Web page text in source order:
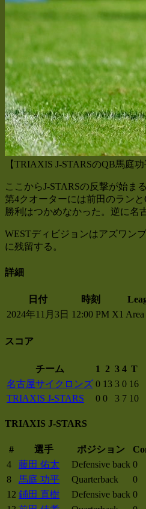
【TRIAXIS J-STARSのQB馬庭
ここからJ-STARSの反撃が始ま
第4クオーターには前田のラン
勝利はつかめなかった。逆に名
WESTディビジョンはアズワン
に残留する。
詳細
日付 時刻
2024年11月3日 12:00 PM X1
スコア
チーム 1 2 3 4 T
名古屋サイクロンズ 0 13 3 0 16
TRIAXIS J-STARS
0 0 3 7 10
TRIAXIS J-STARS
# 選手 ポジション
4
藤田 佑太 Defensive back 0
8
馬庭 功平 Quarterback 0
12 鋪田 直樹 Defensive back 0